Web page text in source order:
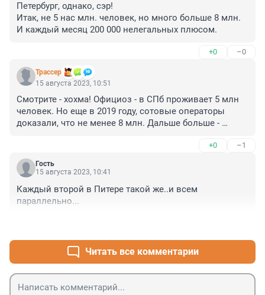
Петербург, однако, сэр!
Итак, не 5 нас млн. человек, но много больше 8 млн.
И каждый месяц 200 000 нелегальных плюсом.
+0 –0
Трассер
15 августа 2023, 10:51
Смотрите - хохма! Официоз - в СПб проживает 5 млн
человек. Но еще в 2019 году, сотовые операторы
доказали, что не менее 8 млн. Дальше больше -
легалов. Ориентир усредненный - 200 000 нелегалов
прибывает постоянно в Питер.
Едут в Россию - деревенщина. Поэтому - на дорогах
тоже мигранты на каршеринге. Нелегалы постоянно
затевают драки с местными, повышено количество
Кому это надо? Да пофиг!
Страна пофиг.
+0 –1
Гость
15 августа 2023, 10:41
Каждый второй в Питере такой же..и всем
параллельно...
Читать все комментарии